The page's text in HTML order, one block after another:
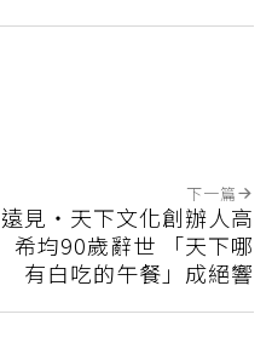
下一篇
遠見‧天下文化創辦人高
希均90歲辭世 「天下哪
有白吃的午餐」成絕響